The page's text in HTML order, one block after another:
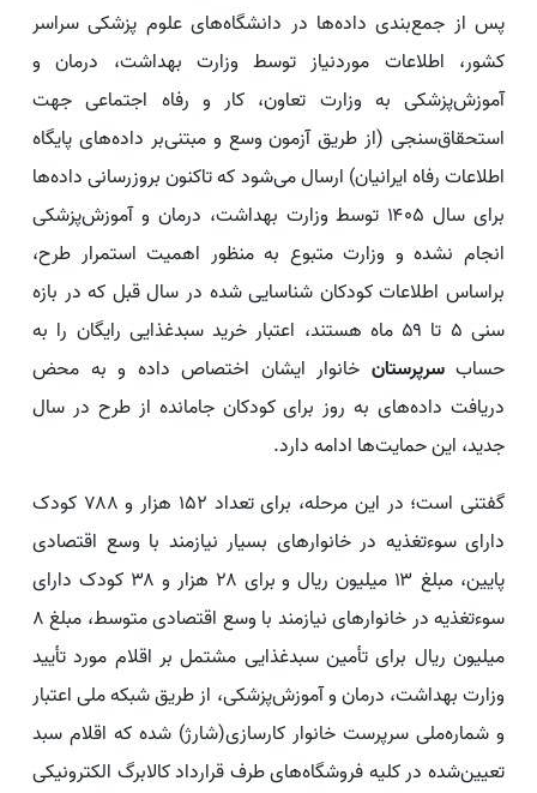
پس از جمع‌بندی داده‌ها در دانشگاه‌های علوم پزشکی سراسر
کشور، اطلاعات موردنیاز توسط وزارت بهداشت، درمان و
آموزش‌پزشکی به وزارت تعاون، کار و رفاه اجتماعی جهت
استحقاق‌سنجی (از طریق آزمون وسع و مبتنی‌بر داده‌های پایگاه
اطلاعات رفاه ایرانیان) ارسال می‌شود که تاکنون بروزرسانی داده‌ها
برای سال ۱۴۰۵ توسط وزارت بهداشت، درمان و آموزش‌پزشکی
انجام نشده و وزارت متبوع به منظور اهمیت استمرار طرح،
براساس اطلاعات کودکان شناسایی شده در سال قبل که در بازه
سنی ۵ تا ۵۹ ماه هستند، اعتبار خرید سبدغذایی رایگان را به
حسابسرپرستان خانوار ایشان اختصاص داده و به محض
دریافت داده‌های به روز برای کودکان جامانده از طرح در سال
جدید، این حمایت‌ها ادامه دارد.
گفتنی است؛ در این مرحله، برای تعداد ۱۵۲ هزار و ۷۸۸ کودک
دارای سوءتغذیه در خانوارهای بسیار نیازمند با وسع اقتصادی
پایین، مبلغ ۱۳ میلیون ریال و برای ۲۸ هزار و ۳۸ کودک دارای
سوءتغذیه در خانوارهای نیازمند با وسع اقتصادی متوسط، مبلغ ۸
میلیون ریال برای تأمین سبدغذایی مشتمل بر اقلام مورد تأیید
وزارت بهداشت، درمان و آموزش‌پزشکی، از طریق شبکه ملی اعتبار
و شماره‌ملی سرپرست خانوار کارسازی(شارژ) شده که اقلام سبد
تعیین‌شده در کلیه فروشگاه‌های طرف قرارداد کالابرگ الکترونیکی